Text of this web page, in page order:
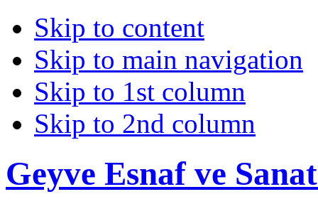
Skip to content
Skip to main navigation
Skip to 1st column
Skip to 2nd column
Geyve Esnaf ve